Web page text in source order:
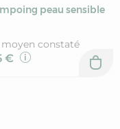
peau sensible
moyen constaté
€